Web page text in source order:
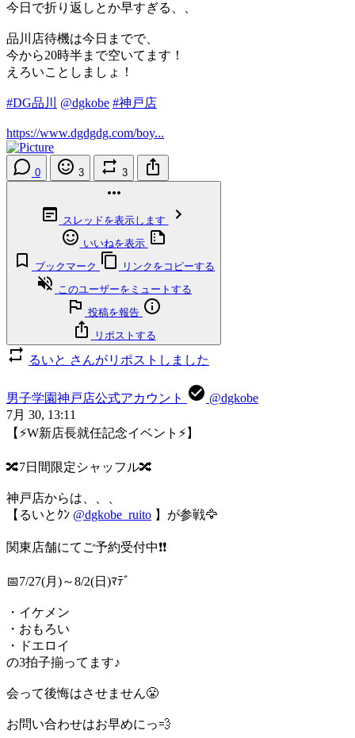
今日で折り返しとか早すぎる、、
品川店待機は今日までで、
今から20時半まで空いてます！
えろいことしましょ！
#DG品川 @dgkobe #神戸店
https://www.dgdgdg.com/boy...
0 3 3
スレッドを表示します
いいねを表示
ブックマーク
リンクをコピーする
このユーザーをミュートする
投稿を報告
リポストする
るいと さんがリポストしました
男子学園神戸店公式アカウント
@dgkobe
7月 30, 13:11
【⚡W新店長就任記念イベント⚡】
🔀7日間限定シャッフル🔀
神戸店からは、、、
【るいとｸﾝ @dgkobe_ruito 】が参戦🦅
関東店舗にてご予約受付中❗❗
📅7/27(月)～8/2(日)ﾏﾃﾞ
・イケメン
・おもろい
・ドエロイ
の3拍子揃ってます♪
会って後悔はさせません😤
お問い合わせはお早めにっ💨